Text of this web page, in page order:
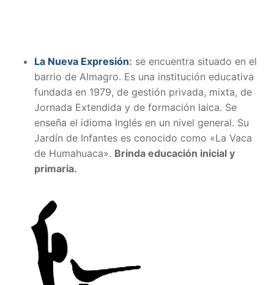
La Nueva Expresión: se encuentra situado en el
barrio de Almagro. Es una institución educativa
fundada en 1979, de gestión privada, mixta, de
Jornada Extendida y de formación laica. Se
enseña el idioma Inglés en un nivel general. Su
Jardín de Infantes es conocido como «La Vaca
de Humahuaca». Brinda educación inicial y
primaria.